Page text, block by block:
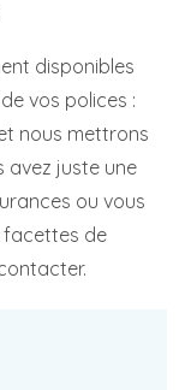
disponibles
vos polices :
nous mettrons
avez juste une
ou vous
facettes de